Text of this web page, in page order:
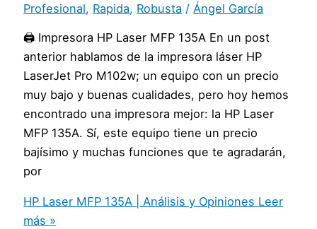
Profesional, Rapida, Robusta / Ángel García
🖨️ Impresora HP Laser MFP 135A En un post
anterior hablamos de la impresora láser HP
LaserJet Pro M102w; un equipo con un precio
muy bajo y buenas cualidades, pero hoy hemos
encontrado una impresora mejor: la HP Laser
MFP 135A. Sí, este equipo tiene un precio
bajísimo y muchas funciones que te agradarán,
por
HP Laser MFP 135A | Análisis y Opiniones Leer
más »